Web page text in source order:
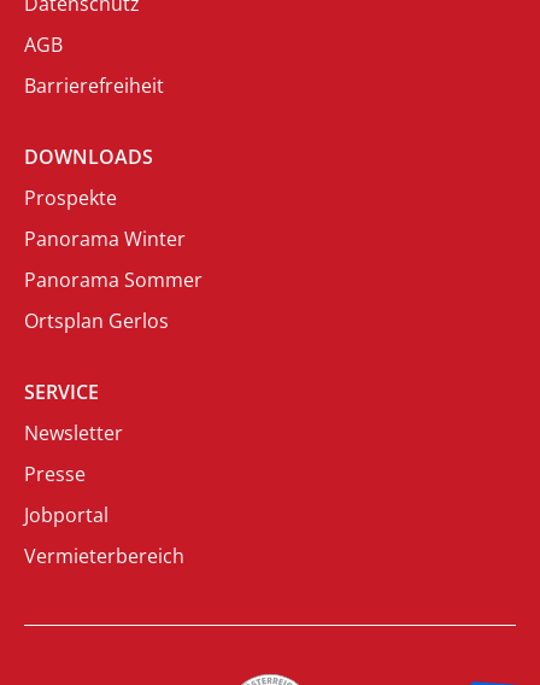
AGB
Barrierefreiheit
DOWNLOADS
Prospekte
Panorama Winter
Panorama Sommer
Ortsplan Gerlos
SERVICE
Newsletter
Presse
Jobportal
Vermieterbereich